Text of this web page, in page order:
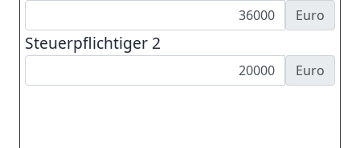
Euro
Steuerpflichtiger 2
Euro